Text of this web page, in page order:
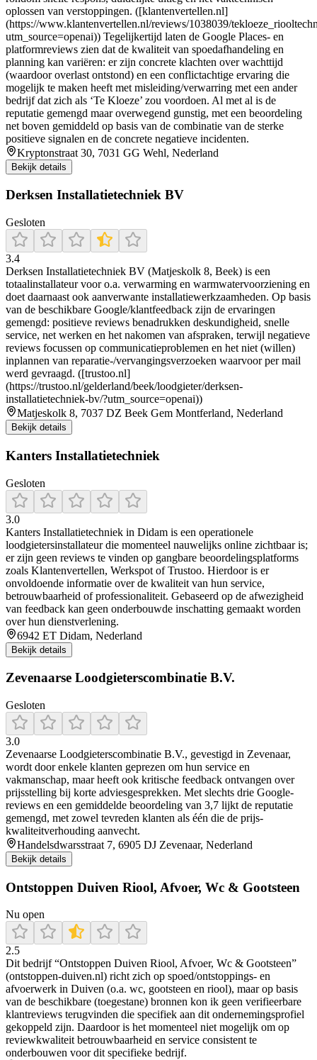
oplossen van verstoppingen. ([klantenvertellen.nl]
(https://www.klantenvertellen.nl/reviews/1038039/
utm_source=openai)) Tegelijkertijd laten de Google Places- en
platformreviews zien dat de kwaliteit van spoedafhandeling en
planning kan variëren: er zijn concrete klachten over wachttijd
(waardoor overlast ontstond) en een conflictachtige ervaring die
mogelijk te maken heeft met misleiding/verwarring met een ander
bedrijf dat zich als ‘Te Kloeze’ zou voordoen. Al met al is de
reputatie gemengd maar overwegend gunstig, met een beoordeling
net boven gemiddeld op basis van de combinatie van de sterke
positieve signalen en de concrete negatieve incidenten.
Kryptonstraat 30, 7031 GG Wehl, Nederland
Bekijk details
Derksen Installatietechniek BV
Gesloten
3.4
Derksen Installatietechniek BV (Matjeskolk 8, Beek) is een
totaalinstallateur voor o.a. verwarming en warmwatervoorziening en
doet daarnaast ook aanverwante installatiewerkzaamheden. Op basis
van de beschikbare Google/klantfeedback zijn de ervaringen
gemengd: positieve reviews benadrukken deskundigheid, snelle
service, net werken en het nakomen van afspraken, terwijl negatieve
reviews focussen op communicatieproblemen en het niet (willen)
inplannen van reparatie-/vervangingsverzoeken waarvoor per mail
werd gevraagd. ([trustoo.nl]
(https://trustoo.nl/gelderland/beek/loodgieter/derksen-
installatietechniek-bv/?utm_source=openai))
Matjeskolk 8, 7037 DZ Beek Gem Montferland, Nederland
Bekijk details
Kanters Installatietechniek
Gesloten
3.0
Kanters Installatietechniek in Didam is een operationele
loodgietersinstallateur die momenteel nauwelijks online zichtbaar is;
er zijn geen reviews te vinden op gangbare beoordelingsplatforms
zoals Klantenvertellen, Werkspot of Trustoo. Hierdoor is er
onvoldoende informatie over de kwaliteit van hun service,
betrouwbaarheid of professionaliteit. Gebaseerd op de afwezigheid
van feedback kan geen onderbouwde inschatting gemaakt worden
over hun dienstverlening.
6942 ET Didam, Nederland
Bekijk details
Zevenaarse Loodgieterscombinatie B.V.
Gesloten
3.0
Zevenaarse Loodgieterscombinatie B.V., gevestigd in Zevenaar,
wordt door enkele klanten geprezen om hun service en
vakmanschap, maar heeft ook kritische feedback ontvangen over
prijsstelling bij korte adviesgesprekken. Met slechts drie Google-
reviews en een gemiddelde beoordeling van 3,7 lijkt de reputatie
gemengd, met zowel tevreden klanten als één die de prijs-
kwaliteitverhouding aanvecht.
Handelsdwarsstraat 7, 6905 DJ Zevenaar, Nederland
Bekijk details
Ontstoppen Duiven Riool, Afvoer, Wc & Gootsteen
Nu open
2.5
Dit bedrijf “Ontstoppen Duiven Riool, Afvoer, Wc & Gootsteen”
(ontstoppen-duiven.nl) richt zich op spoed/ontstoppings- en
afvoerwerk in Duiven (o.a. wc, gootsteen en riool), maar op basis
van de beschikbare (toegestane) bronnen kon ik geen verifieerbare
klantreviews terugvinden die specifiek aan dit ondernemingsprofiel
gekoppeld zijn. Daardoor is het momenteel niet mogelijk om op
reviewkwaliteit betrouwbaarheid en service consistent te
onderbouwen voor dit specifieke bedrijf.